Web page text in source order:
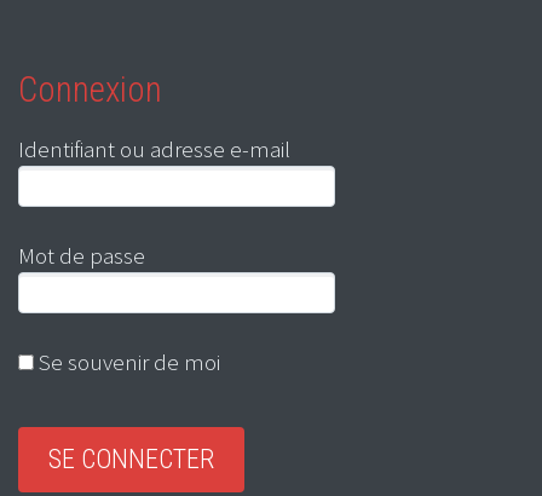
Connexion
Identifiant ou adresse e-mail
Mot de passe
Se souvenir de moi